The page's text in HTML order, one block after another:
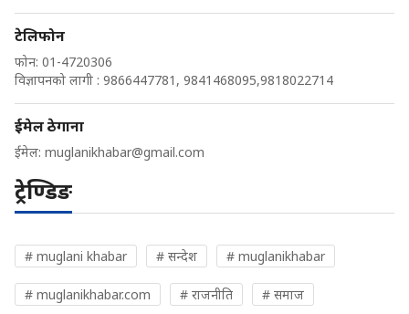
टेलिफोन
फोन: 01-4720306
विज्ञापनको लागी : 9866447781, 9841468095,9818022714
ईमेल ठेगाना
ईमेल: muglanikhabar@gmail.com
ट्रेण्डिङ
# muglani khabar # सन्देश # muglanikhabar
# muglanikhabar.com # राजनीति # समाज